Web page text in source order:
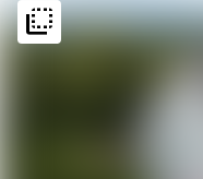
flip_to_back
flip_to_back